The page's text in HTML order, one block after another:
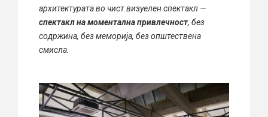
архитектурата во чист визуелен спектакл —
спектакл на моментална привлечност, без
содржина, без меморија, без општествена
смисла.